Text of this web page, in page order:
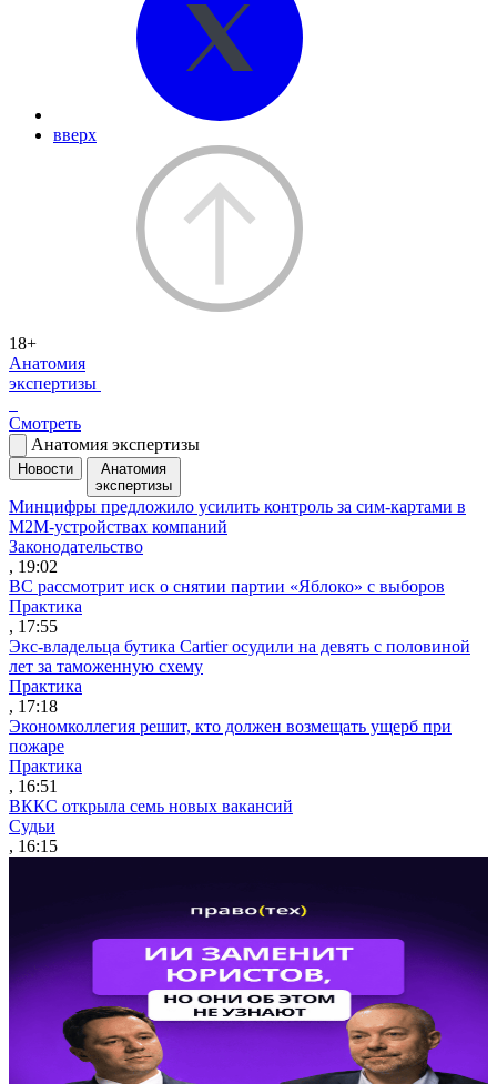
вверх
18+
Анатомия
экспертизы
Смотреть
Анатомия экспертизы
Новости
Анатомия
экспертизы
Минцифры предложило усилить контроль за сим-картами в
M2M-устройствах компаний
Законодательство
, 19:02
ВС рассмотрит иск о снятии партии «Яблоко» с выборов
Практика
, 17:55
Экс-владельца бутика Cartier осудили на девять с половиной
лет за таможенную схему
Практика
, 17:18
Экономколлегия решит, кто должен возмещать ущерб при
пожаре
Практика
, 16:51
ВККС открыла семь новых вакансий
Судьи
, 16:15